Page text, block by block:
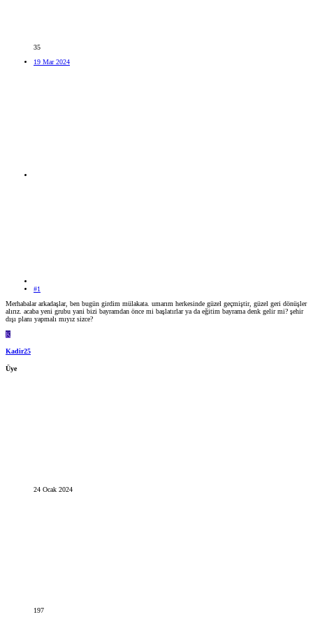
35
19 Mar 2024
#1
Merhabalar arkadaşlar, ben bugün girdim mülakata. umarım herkesinde güzel geçmiştir, güzel geri dönüşler
alırız. acaba yeni grubu yani bizi bayramdan önce mi başlatırlar ya da eğitim bayrama denk gelir mi? şehir
dışı planı yapmalı mıyız sizce?
K
Kadir25
Üye
24 Ocak 2024
197